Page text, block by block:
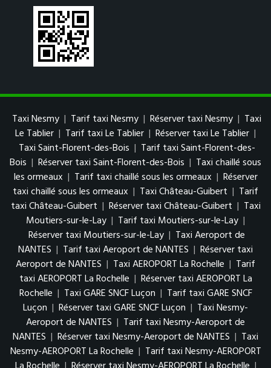
Taxi Nesmy | Tarif taxi Nesmy | Réserver taxi Nesmy | Taxi
Le Tablier | Tarif taxi Le Tablier | Réserver taxi Le Tablier |
Taxi Saint-Florent-des-Bois | Tarif taxi Saint-Florent-des-
Bois | Réserver taxi Saint-Florent-des-Bois | Taxi chaillé sous
les ormeaux | Tarif taxi chaillé sous les ormeaux | Réserver
taxi chaillé sous les ormeaux | Taxi Château-Guibert | Tarif
taxi Château-Guibert | Réserver taxi Château-Guibert | Taxi
Moutiers-sur-le-Lay | Tarif taxi Moutiers-sur-le-Lay |
Réserver taxi Moutiers-sur-le-Lay | Taxi Aeroport de
NANTES | Tarif taxi Aeroport de NANTES | Réserver taxi
Aeroport de NANTES | Taxi AEROPORT La Rochelle | Tarif
taxi AEROPORT La Rochelle | Réserver taxi AEROPORT La
Rochelle | Taxi GARE SNCF Luçon | Tarif taxi GARE SNCF
Luçon | Réserver taxi GARE SNCF Luçon | Taxi Nesmy-
Aeroport de NANTES | Tarif taxi Nesmy-Aeroport de
NANTES | Réserver taxi Nesmy-Aeroport de NANTES | Taxi
Nesmy-AEROPORT La Rochelle | Tarif taxi Nesmy-AEROPORT